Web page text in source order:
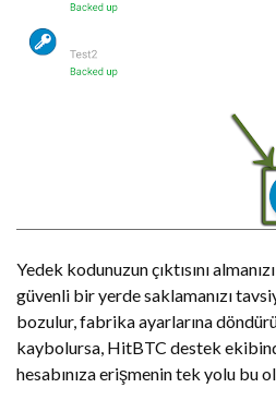
Yedek kodunuzun çıktısını
güvenli bir yerde saklamanızı
bozulur, fabrika ayarlarına
kaybolursa, HitBTC destek
hesabınıza erişmenin tek yolu bu